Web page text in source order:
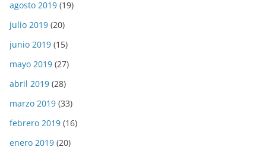
agosto 2019 (19)
julio 2019 (20)
junio 2019 (15)
mayo 2019 (27)
abril 2019 (28)
marzo 2019 (33)
febrero 2019 (16)
enero 2019 (20)